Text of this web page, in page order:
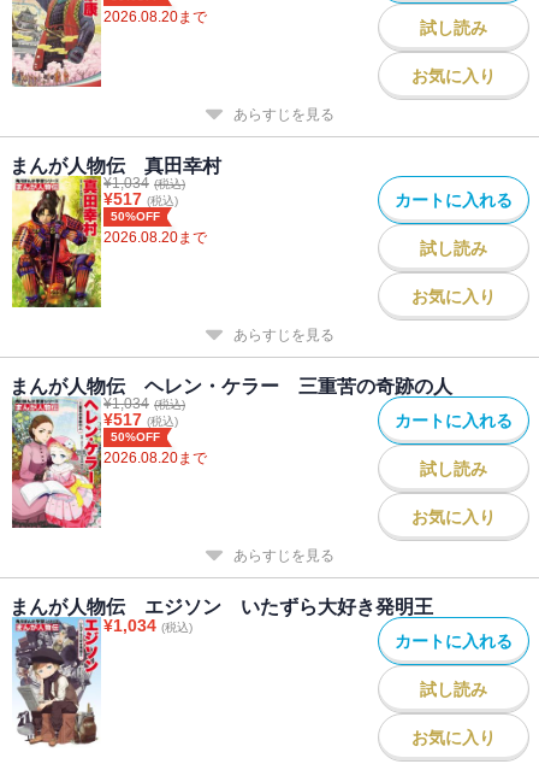
2026.08.20まで
試し読み
お気に入り
あらすじを見る
まんが人物伝 真田幸村
¥1,034 (税込)
¥517 (税込)
50%OFF
2026.08.20まで
カートに入れる
試し読み
お気に入り
あらすじを見る
まんが人物伝 ヘレン・ケラー 三重苦の奇跡の人
¥1,034 (税込)
¥517 (税込)
50%OFF
2026.08.20まで
カートに入れる
試し読み
お気に入り
あらすじを見る
まんが人物伝 エジソン いたずら大好き発明王
¥1,034 (税込)
カートに入れる
試し読み
お気に入り